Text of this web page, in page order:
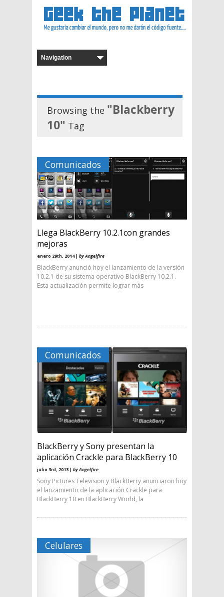
Browsing the "Blackberry
10" Tag
Comunicados
Llega BlackBerry 10.2.1con grandes
mejoras
enero 29th, 2014 | by Angelfire
BlackBerry anunció hoy el lanzamiento de la versión
10.2.1 de su sistema operativo BlackBerry 10.2.1.
Esta actualización permite lograr más
Comunicados
BlackBerry y Sony presentan la
aplicación Crackle para BlackBerry 10
julio 3rd, 2013 | by Angelfire
Sony Pictures Television y BlackBerry anunciaron hoy
el lanzamiento de la aplicación Crackle para
BlackBerry 10 en BlackBerry World, la
Celulares